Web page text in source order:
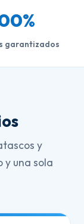
garantizados
y
y una sola